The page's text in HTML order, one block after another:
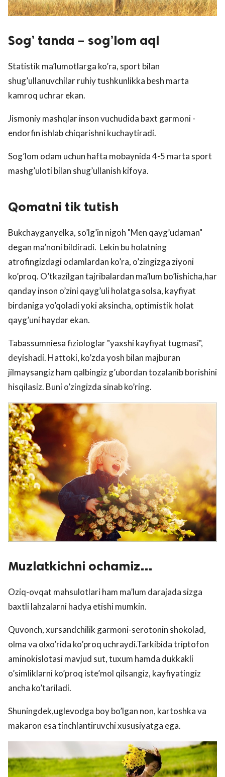
Sog’ tanda – sog’lom aql
Statistik ma’lumotlarga ko’ra, sport bilan
shug’ullanuvchilar ruhiy tushkunlikka besh marta
kamroq uchrar ekan.
Jismoniy mashqlar inson vuchudida baxt garmoni -
endorfin ishlab chiqarishni kuchaytiradi.
Sog’lom odam uchun hafta mobaynida 4-5 marta sport
mashg’uloti bilan shug’ullanish kifoya.
Qomatni tik tutish
Bukchayganyelka, so’lg’in nigoh "Men qayg’udaman"
degan ma’noni bildiradi. Lekin bu holatning
atrofingizdagi odamlardan ko’ra, o’zingizga ziyoni
ko’proq. O’tkazilgan tajribalardan ma’lum bo’lishicha,har
qanday inson o’zini qayg’uli holatga solsa, kayfiyat
birdaniga yo’qoladi yoki aksincha, optimistik holat
qayg’uni haydar ekan.
Tabassumniesa fiziologlar "yaxshi kayfiyat tugmasi",
deyishadi. Hattoki, ko’zda yosh bilan majburan
jilmaysangiz ham qalbingiz g’ubordan tozalanib borishini
hisqilasiz. Buni o’zingizda sinab ko’ring.
Muzlatkichni ochamiz…
Oziq-ovqat mahsulotlari ham ma’lum darajada sizga
baxtli lahzalarni hadya etishi mumkin.
Quvonch, xursandchilik garmoni-serotonin shokolad,
olma va olxo’rida ko’proq uchraydi.Tarkibida triptofon
aminokislotasi mavjud sut, tuxum hamda dukkakli
o’simliklarni ko’proq iste’mol qilsangiz, kayfiyatingiz
ancha ko’tariladi.
Shuningdek,uglevodga boy bo’lgan non, kartoshka va
makaron esa tinchlantiruvchi xususiyatga ega.